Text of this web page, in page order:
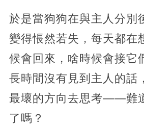
於是當狗狗在與主人分別
變得悵然若失，每天都在
候會回來，啥時候會接它
長時間沒有見到主人的話
最壞的方向去思考——難
了嗎？